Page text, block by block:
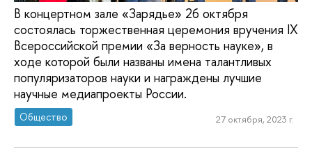
В концертном зале «Зарядье» 26 октября
состоялась торжественная церемония вручения IX
Всероссийской премии «За верность науке», в
ходе которой были названы имена талантливых
популяризаторов науки и награждены лучшие
научные медиапроекты России.
Общество 27 октября, 2023 г.